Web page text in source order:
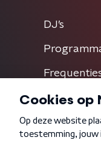
DJ’s
Algemene